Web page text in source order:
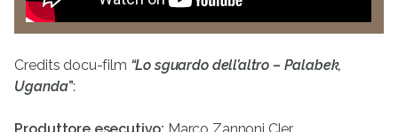
Credits docu-film “Lo sguardo dell’altro – Palabek,
Uganda”: